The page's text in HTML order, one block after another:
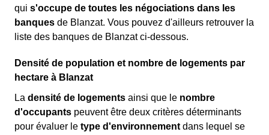
qui s'occupe de toutes les négociations dans les
banques de Blanzat. Vous pouvez d'ailleurs retrouver la
liste des banques de Blanzat ci-dessous.
Densité de population et nombre de logements par
hectare à Blanzat
La densité de logements ainsi que le nombre
d'occupants peuvent être deux critères déterminants
pour évaluer le type d'environnement dans lequel se